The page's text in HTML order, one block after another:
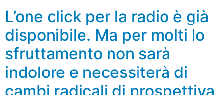
L’one click per la radio è già
disponibile. Ma per molti lo
sfruttamento non sarà
indolore e necessiterà di
cambi radicali di prospettiva